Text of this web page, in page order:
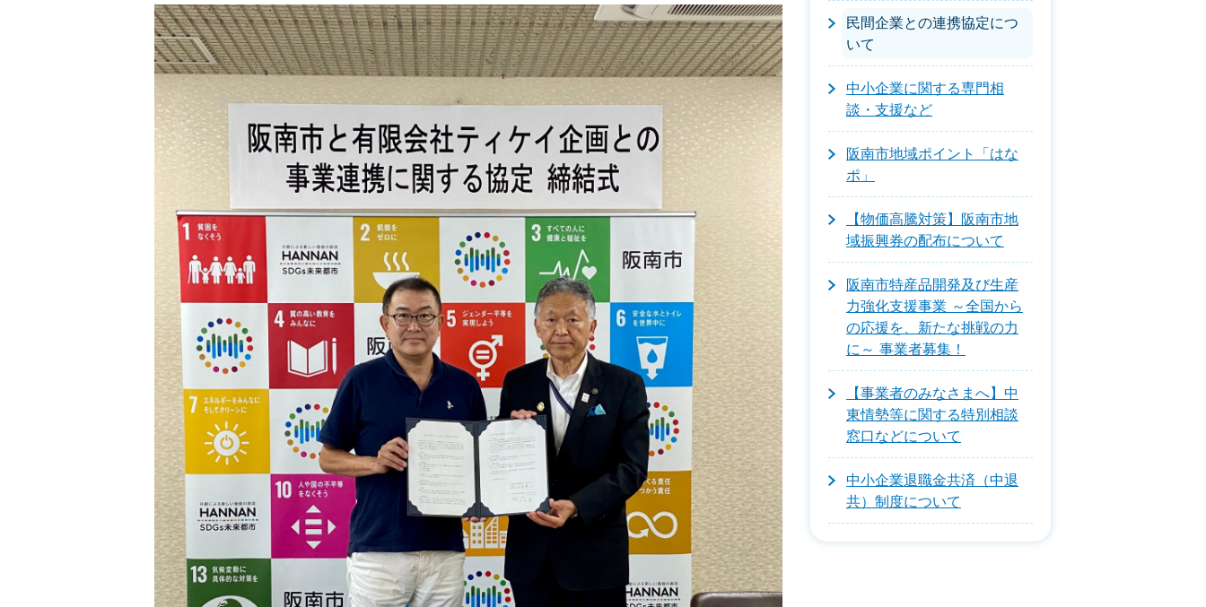
民間企業との連携協定につ
いて
中小企業に関する専門相
談・支援など
阪南市地域ポイント「はな
ポ」
【物価高騰対策】阪南市地
域振興券の配布について
阪南市特産品開発及び生産
力強化支援事業 ～全国から
の応援を、新たな挑戦の力
に～ 事業者募集！
【事業者のみなさまへ】中
東情勢等に関する特別相談
窓口などについて
中小企業退職金共済（中退
共）制度について